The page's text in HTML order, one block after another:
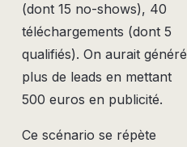
(dont 15 no-shows), 40
téléchargements (dont 5
qualifiés). On aurait généré
plus de leads en mettant
500 euros en publicité.
Ce scénario se répète